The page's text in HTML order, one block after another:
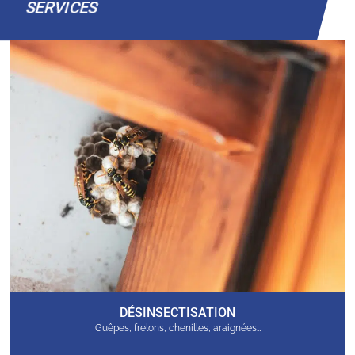
SERVICES
DÉSINSECTISATION
Guêpes, frelons, chenilles, araignées…